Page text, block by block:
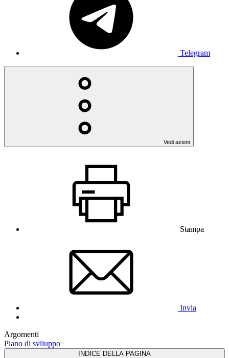
Telegram
Vedi azioni
Stampa
Invia
Argomenti
Piano di sviluppo
INDICE DELLA PAGINA